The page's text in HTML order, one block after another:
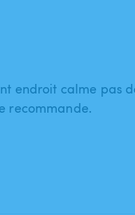
endroit calme pas
recommande.